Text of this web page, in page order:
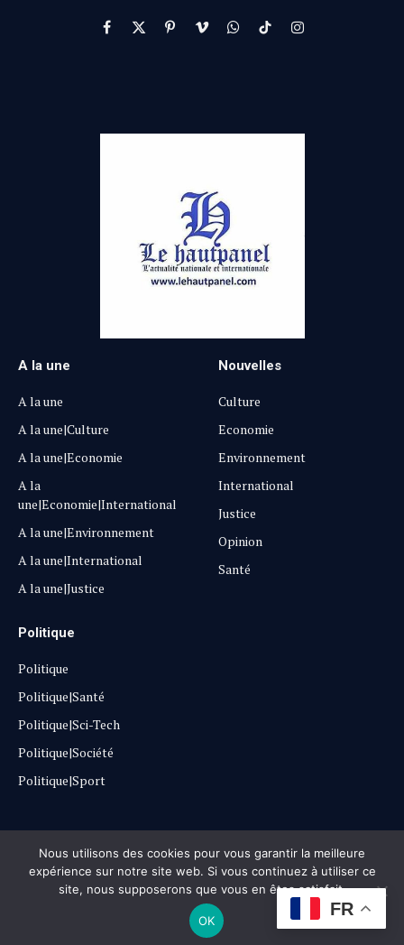
Facebook
X
PinterestVimeoWhatsApp
TikTokInstagram
A la une
A la une
A la une|Culture
A la une|Economie
A la
une|Economie|International
A la une|Environnement
A la une|International
A la une|Justice
Nouvelles
Culture
Economie
Environnement
International
Justice
Opinion
Santé
Politique
Politique
Politique|Santé
Politique|Sci-Tech
Politique|Société
Politique|Sport
Copyright © 2025Lehautpanel
Confidentialité Contact Don
FR
Nous utilisons des cookies pour vous garantir la meilleure
expérience sur notre site web. Si vous continuez à utiliser ce
site, nous supposerons que vous en êtes satisfait.
OK